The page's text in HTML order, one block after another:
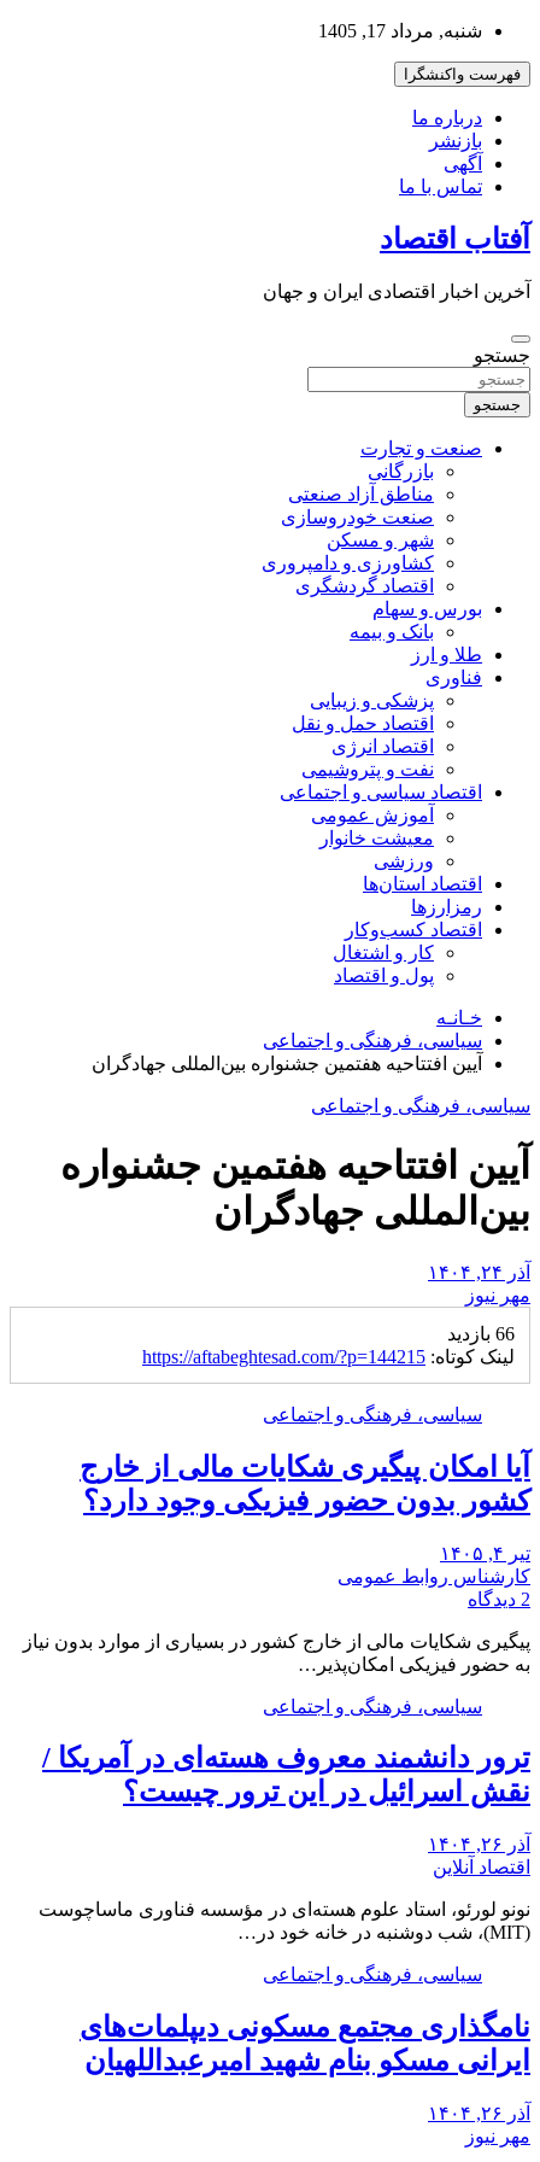
بروید
شنبه, مرداد 17, 1405
فهرست واکنشگرا
درباره ما
بازنشر
آگهی
تماس با ما
آفتاب اقتصاد
آخرین اخبار اقتصادی ایران و جهان
جستجو
جستجو
صنعت و تجارت
بازرگانی
مناطق آزاد صنعتی
صنعت خودروسازی
شهر و مسکن
کشاورزی و دامپروری
اقتصاد گردشگری
بورس و سهام
بانک و بیمه
طلا و ارز
فناوری
پزشکی و زیبایی
اقتصاد حمل و نقل
اقتصاد انرژی
نفت و پتروشیمی
اقتصاد سیاسی و اجتماعی
آموزش عمومی
معیشت خانوار
ورزشی
اقتصاد استان‌ها
رمزارزها
اقتصاد کسب‌و‌کار
کار و اشتغال
پول و اقتصاد
خـانـه
سیاسی، فرهنگی و اجتماعی
آیین افتتاحیه هفتمین جشنواره بین‌المللی جهادگران
سیاسی، فرهنگی و اجتماعی
آیین افتتاحیه هفتمین جشنواره
بین‌المللی جهادگران
آذر ۲۴, ۱۴۰۴
مهر نیوز
66 بازدید
لینک کوتاه: https://aftabeghtesad.com/?p=144215
سیاسی، فرهنگی و اجتماعی
آیا امکان پیگیری شکایات مالی از خارج
کشور بدون حضور فیزیکی وجود دارد؟
تیر ۴, ۱۴۰۵
کارشناس روابط عمومی
2 دیدگاه
پیگیری شکایات مالی از خارج کشور در بسیاری از موارد بدون نیاز
به حضور فیزیکی امکان‌پذیر…
سیاسی، فرهنگی و اجتماعی
ترور دانشمند معروف هسته‌ای در آمریکا /
نقش اسرائیل در این ترور چیست؟
آذر ۲۶, ۱۴۰۴
اقتصاد آنلاین
نونو لورئو، استاد علوم هسته‌ای در مؤسسه فناوری ماساچوست
(MIT)، شب دوشنبه در خانه خود در…
سیاسی، فرهنگی و اجتماعی
نامگذاری مجتمع مسکونی دیپلمات‌های
ایرانی مسکو بنام شهید امیرعبداللهیان
آذر ۲۶, ۱۴۰۴
مهر نیوز